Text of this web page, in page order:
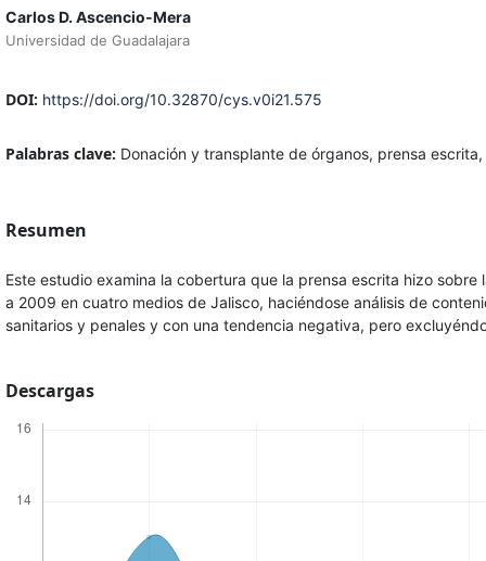
Carlos D. Ascencio-Mera
Universidad de Guadalajara
DOI: https://doi.org/10.32870/cys.v0i21.575
Palabras clave: Donación y transplante de órganos, prensa
Resumen
Este estudio examina la cobertura que la prensa escrita hizo
a 2009 en cuatro medios de Jalisco, haciéndose análisis de
sanitarios y penales y con una tendencia negativa, pero
Descargas